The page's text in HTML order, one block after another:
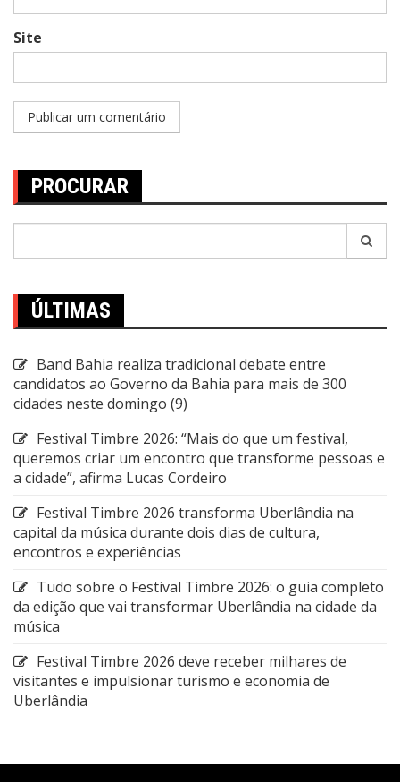
Site
PROCURAR
ÚLTIMAS
Band Bahia realiza tradicional debate entre
candidatos ao Governo da Bahia para mais de 300
cidades neste domingo (9)
Festival Timbre 2026: “Mais do que um festival,
queremos criar um encontro que transforme pessoas e
a cidade”, afirma Lucas Cordeiro
Festival Timbre 2026 transforma Uberlândia na
capital da música durante dois dias de cultura,
encontros e experiências
Tudo sobre o Festival Timbre 2026: o guia completo
da edição que vai transformar Uberlândia na cidade da
música
Festival Timbre 2026 deve receber milhares de
visitantes e impulsionar turismo e economia de
Uberlândia